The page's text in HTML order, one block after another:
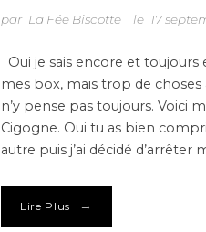
par La Fée Biscotte le 17
Oui je sais encore et
mes box, mais trop de choses
n’y pense pas toujours. Voici
Cigogne. Oui tu as bien
autre puis j’ai décidé
Lire Plus →